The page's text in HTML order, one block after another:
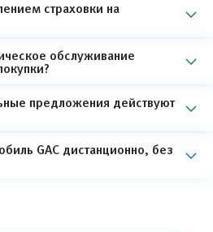
страховки на
обслуживание
предложения действуют
GAC дистанционно, без